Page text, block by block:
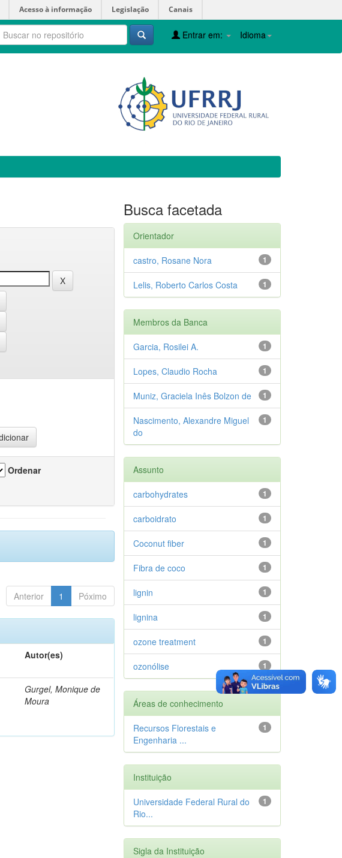
Acesso à informação Legislação Canais
Idioma
Entrar em:
Ordenar
Anterior 1 Póximo
Autor(es)
Gurgel, Monique de
Moura
Busca facetada
Orientador
1
castro, Rosane Nora
1
Lelis, Roberto Carlos Costa
Membros da Banca
1
Garcia, Rosilei A.
1
Lopes, Claudio Rocha
1
Muniz, Graciela Inês Bolzon de
1
Nascimento, Alexandre Miguel
do
Assunto
1
carbohydrates
1
carboidrato
1
Coconut fiber
1
Fibra de coco
1
lignin
1
lignina
1
ozone treatment
1
ozonólise
Áreas de conhecimento
1
Recursos Florestais e
Engenharia ...
Instituição
1
Universidade Federal Rural do
Rio...
Sigla da Instituição